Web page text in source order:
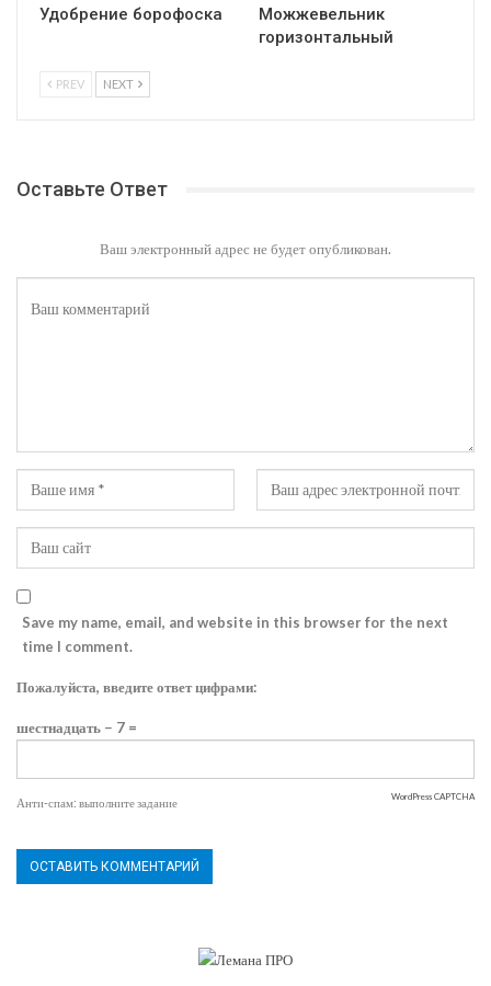
Удобрение борофоска
Можжевельник
горизонтальный
PREV NEXT
Оставьте Ответ
Ваш электронный адрес не будет опубликован.
Save my name, email, and website in this browser for the next
time I comment.
Пожалуйста, введите ответ цифрами:
шестнадцать − 7 =
Анти-спам: выполните задание WordPress CAPTCHA